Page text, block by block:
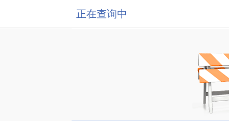
正在查询中